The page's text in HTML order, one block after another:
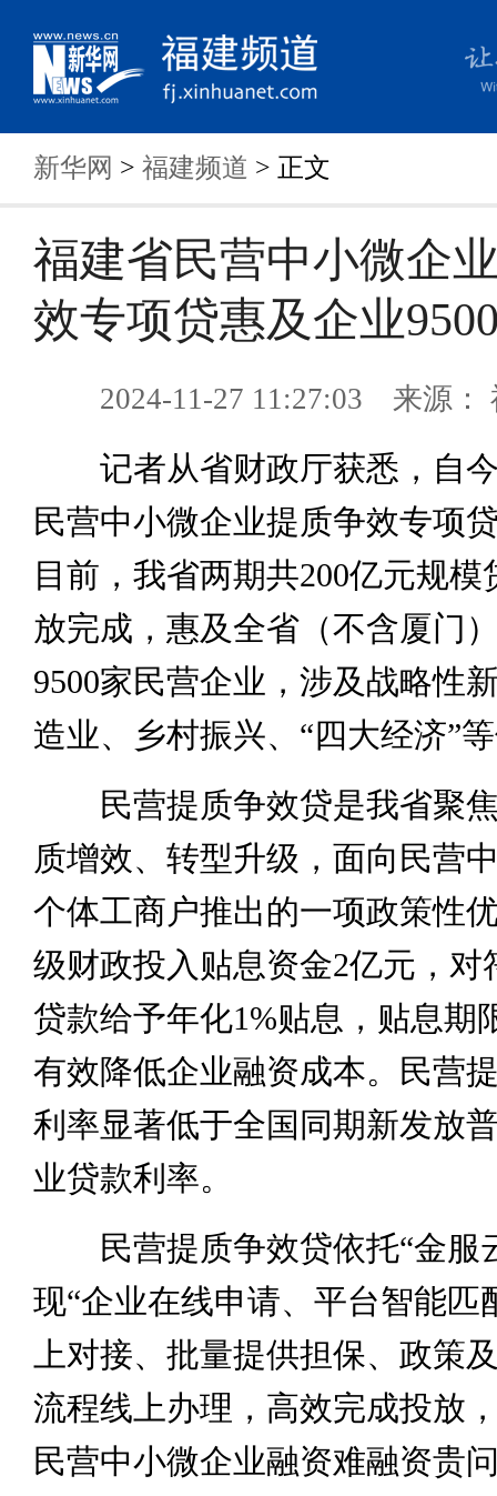
新华网 > 福建频道 > 正文
福建省民营中小微企
效专项贷惠及企业
2024-11-27 11:27:03 来源：
记者从省财政厅获悉，自今
民营中小微企业提质争效专项
目前，我省两期共200亿元规模
放完成，惠及全省（不含厦门
9500家民营企业，涉及战略性
造业、乡村振兴、“四大经济”
民营提质争效贷是我省聚焦
质增效、转型升级，面向民营
个体工商户推出的一项政策性
级财政投入贴息资金2亿元，对
贷款给予年化1%贴息，贴息期
有效降低企业融资成本。民营
利率显著低于全国同期新发放
业贷款利率。
民营提质争效贷依托“金服
现“企业在线申请、平台智能匹
上对接、批量提供担保、政策
流程线上办理，高效完成投放
民营中小微企业融资难融资贵